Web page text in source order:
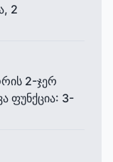
2
2-ჯერ
ფუნქცია: 3-